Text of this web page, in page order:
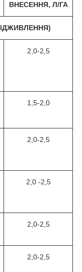
ВНЕСЕННЯ, Л/ГА
2,0-2,5
1,5-2,0
2,0-2,5
2,0 -2,5
2,0-2,5
2,0-2,5